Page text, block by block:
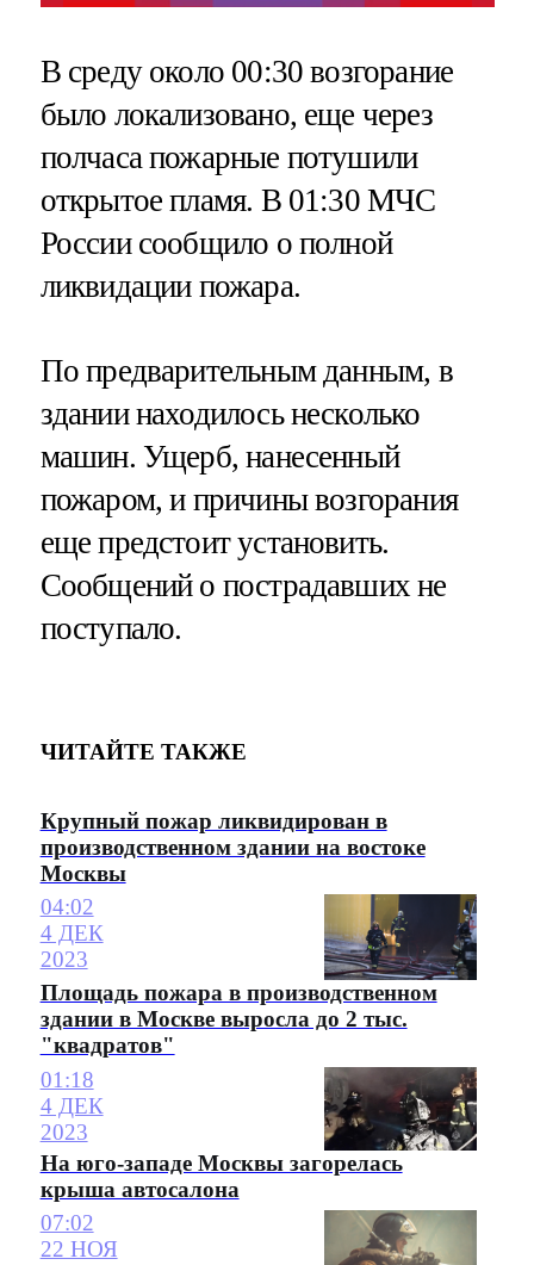
В среду около 00:30 возгорание
было локализовано, еще через
полчаса пожарные потушили
открытое пламя. В 01:30 МЧС
России сообщило о полной
ликвидации пожара.
По предварительным данным, в
здании находилось несколько
машин. Ущерб, нанесенный
пожаром, и причины возгорания
еще предстоит установить.
Сообщений о пострадавших не
поступало.
ЧИТАЙТЕ ТАКЖЕ
Крупный пожар ликвидирован в
производственном здании на востоке
Москвы
04:02
4 ДЕК
2023
Площадь пожара в производственном
здании в Москве выросла до 2 тыс.
"квадратов"
01:18
4 ДЕК
2023
На юго-западе Москвы загорелась
крыша автосалона
07:02
22 НОЯ